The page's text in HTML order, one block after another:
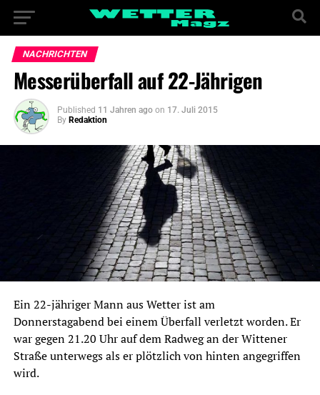
NACHRICHTEN
Messerüberfall auf 22-Jährigen
Published 11 Jahren ago on 17. Juli 2015
By Redaktion
Ein 22-jähriger Mann aus Wetter ist am
Donnerstagabend bei einem Überfall verletzt worden. Er
war gegen 21.20 Uhr auf dem Radweg an der Wittener
Straße unterwegs als er plötzlich von hinten angegriffen
wird.